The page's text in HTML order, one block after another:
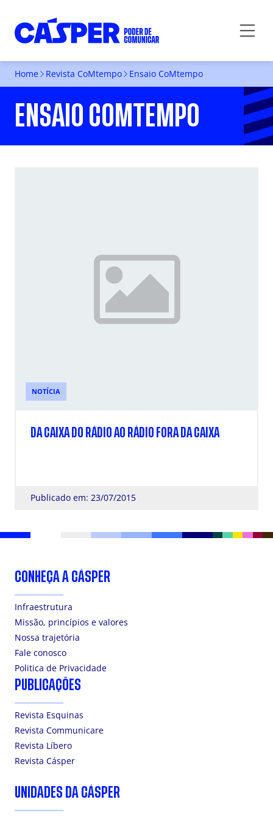
Home Revista CoMtempo Ensaio CoMtempo
ENSAIO COMTEMPO
NOTÍCIA
DA CAIXA DO RÁDIO AO RÁDIO FORA DA CAIXA
Publicado em: 23/07/2015
CONHEÇA A CÁSPER
Infraestrutura
Missão, princípios e valores
Nossa trajetória
Fale conosco
Politica de Privacidade
PUBLICAÇÕES
Revista Esquinas
Revista Communicare
Revista Líbero
Revista Cásper
UNIDADES DA CÁSPER